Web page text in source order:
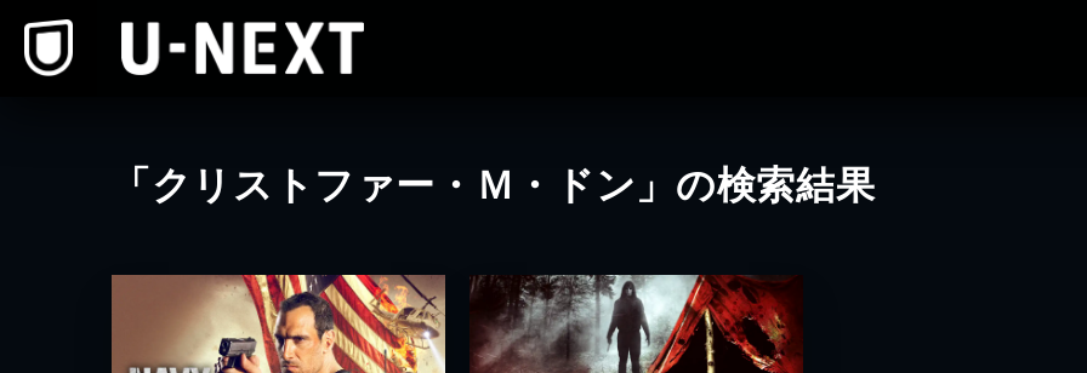
「クリストファー・Ｍ・ドン」の検索結果